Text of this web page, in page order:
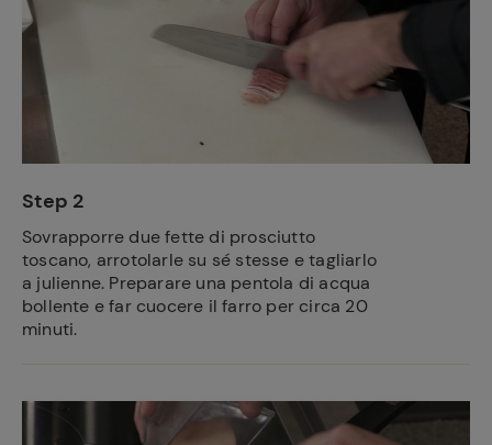
Step 2
Sovrapporre due fette di prosciutto
toscano, arrotolarle su sé stesse e tagliarlo
a julienne. Preparare una pentola di acqua
bollente e far cuocere il farro per circa 20
minuti.